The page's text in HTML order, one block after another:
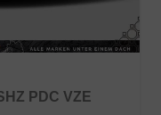
PDC VZE